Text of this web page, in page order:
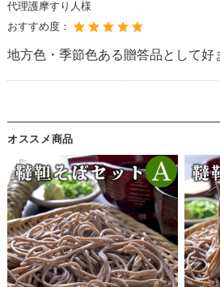
代理護摩すり人様
おすすめ度：
地方色・季節色ある贈答品として好
オススメ商品